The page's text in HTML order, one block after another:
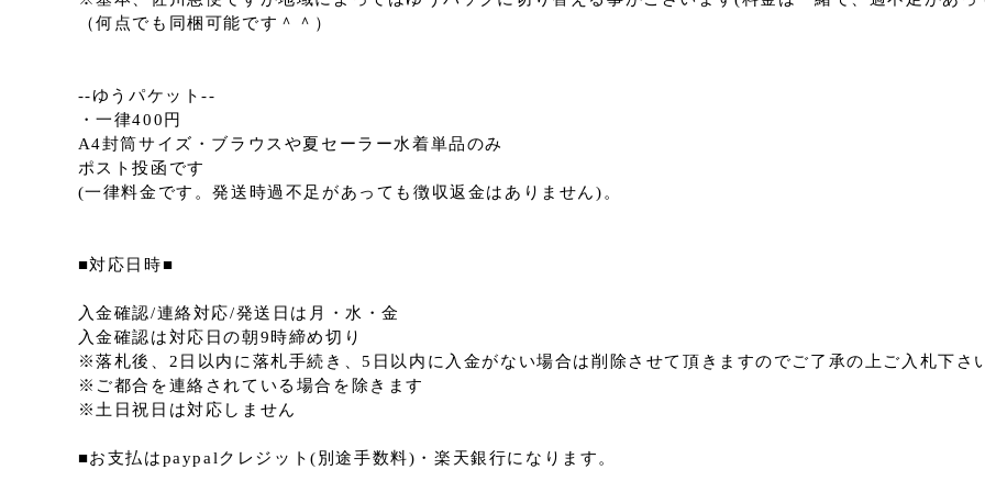
（何点でも同梱可能です＾＾）
--ゆうパケット--
・一律400円
A4封筒サイズ・ブラウスや夏セーラー水着単品のみ
ポスト投函です
(一律料金です。発送時過不足があっても徴収返金はありません)。
■対応日時■
入金確認/連絡対応/発送日は月・水・金
入金確認は対応日の朝9時締め切り
※落札後、2日以内に落札手続き、5日以内に入金がない場合は削除させて頂きますのでご了承の上ご入札下さ
※ご都合を連絡されている場合を除きます
※土日祝日は対応しません
■お支払はpaypalクレジット(別途手数料)・楽天銀行になります。